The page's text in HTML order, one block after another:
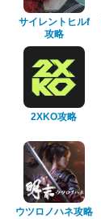
サイレントヒルf
攻略
2XKO攻略
ウツロノハネ攻略